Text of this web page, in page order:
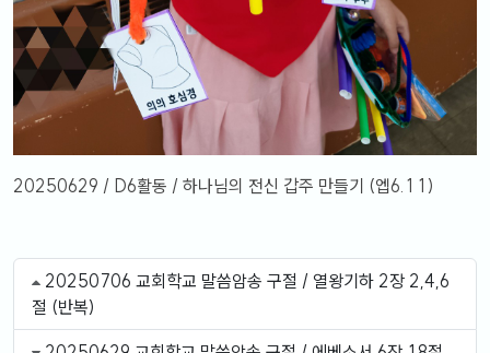
20250629 / D6활동 / 하나님의 전신 갑주 만들기 (엡6.11)
20250706 교회학교 말씀암송 구절 / 열왕기하 2장 2,4,6
절 (반복)